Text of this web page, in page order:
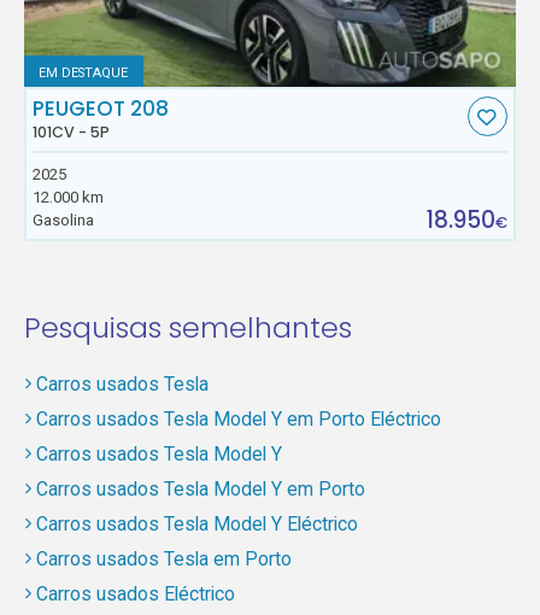
EM DESTAQUE
PEUGEOT 208
101CV - 5P
2025
12.000 km
Gasolina
18.950€
Pesquisas semelhantes
Carros usados Tesla
Carros usados Tesla Model Y em Porto Eléctrico
Carros usados Tesla Model Y
Carros usados Tesla Model Y em Porto
Carros usados Tesla Model Y Eléctrico
Carros usados Tesla em Porto
Carros usados Eléctrico